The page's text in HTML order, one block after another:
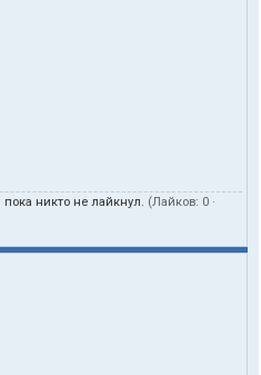
пока никто не лайкнул. (Лайков: 0 ·